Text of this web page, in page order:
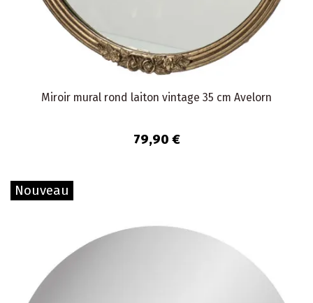
Miroir mural rond laiton vintage 35 cm Avelorn
79,90 €
Nouveau